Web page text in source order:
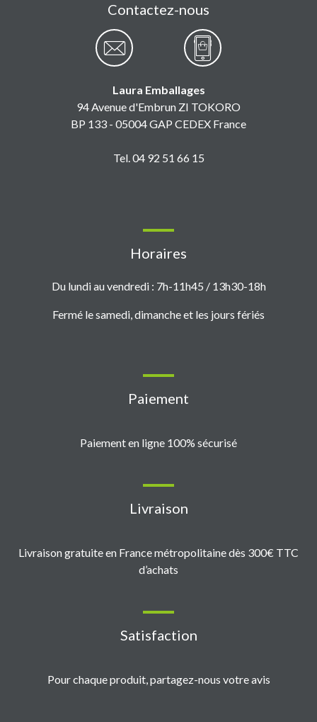
Contactez-nous
Laura Emballages
94 Avenue d'Embrun ZI TOKORO
BP 133 - 05004 GAP CEDEX France
Tel. 04 92 51 66 15
Horaires
Du lundi au vendredi : 7h-11h45 / 13h30-18h
Fermé le samedi, dimanche et les jours fériés
Paiement
Paiement en ligne 100% sécurisé
Livraison
Livraison gratuite en France métropolitaine dès 300€ TTC
d’achats
Satisfaction
Pour chaque produit, partagez-nous votre avis